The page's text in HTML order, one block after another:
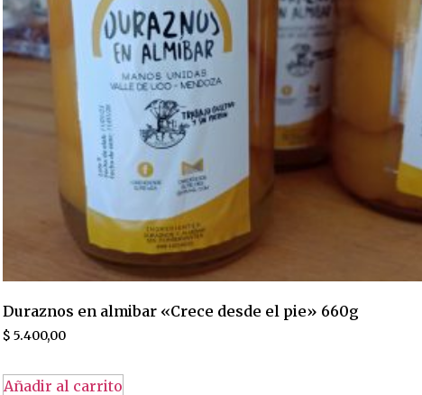
Duraznos en almibar «Crece desde el pie» 660g
$ 5.400,00
Añadir al carrito